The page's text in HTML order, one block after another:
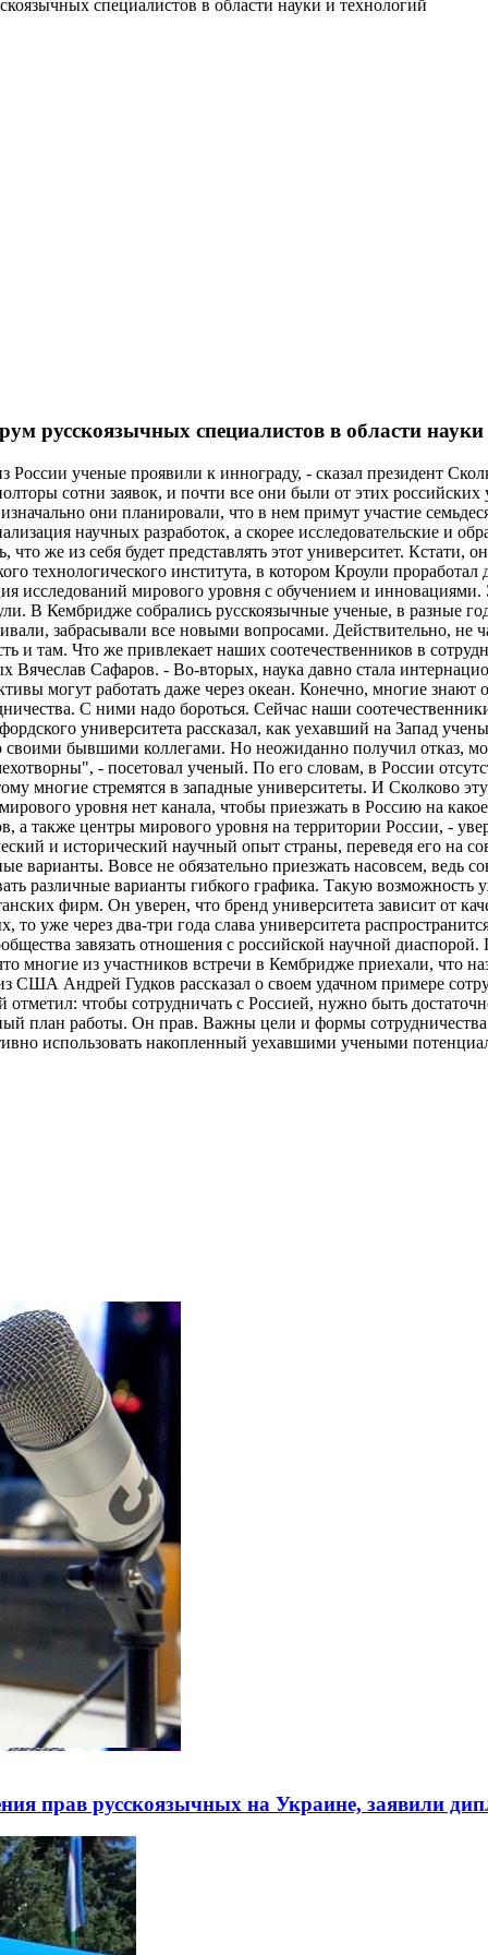
специалистов в области науки и технологий
русскоязычных специалистов в области науки
ученые проявили к иннограду, - сказал президент
сотни заявок, и почти все они были от этих
они планировали, что в нем примут участие
научных разработок, а скорее исследовательские и
что же из себя будет представлять этот университет.
технологического института, в котором Кроули
исследований мирового уровня с обучением и
В Кембридже собрались русскоязычные ученые, в разные
забрасывали все новыми вопросами. Действительно, не
и там. Что же привлекает наших соотечественников в
Сафаров. - Во-вторых, наука давно стала
могут работать даже через океан. Конечно, многие
С ними надо бороться. Сейчас наши
университета рассказал, как уехавший на Запад
своими бывшими коллегами. Но неожиданно получил отказ,
- посетовал ученый. По его словам, в России
многие стремятся в западные университеты. И Сколково
уровня нет канала, чтобы приезжать в Россию на
а также центры мирового уровня на территории России, -
и исторический научный опыт страны, переведя его на
варианты. Вовсе не обязательно приезжать насовсем,
различные варианты гибкого графика. Такую
фирм. Он уверен, что бренд университета зависит от
уже через два-три года слава университета
завязать отношения с российской научной
из участников встречи в Кембридже приехали, что
США Андрей Гудков рассказал о своем удачном примере
отметил: чтобы сотрудничать с Россией, нужно быть
план работы. Он прав. Важны цели и формы
использовать накопленный уехавшими учеными
прав русскоязычных на Украине, заявили